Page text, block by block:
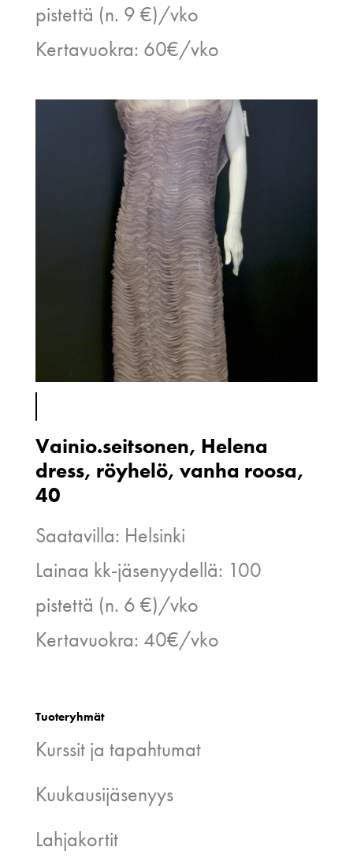
pistettä (n. 9 €)/vko
Kertavuokra: 60€/vko
Vainio.seitsonen, Helena
dress, röyhelö, vanha roosa,
40
Saatavilla: Helsinki
Lainaa kk-jäsenyydellä: 100
pistettä (n. 6 €)/vko
Kertavuokra: 40€/vko
Tuoteryhmät
Kurssit ja tapahtumat
Kuukausijäsenyys
Lahjakortit